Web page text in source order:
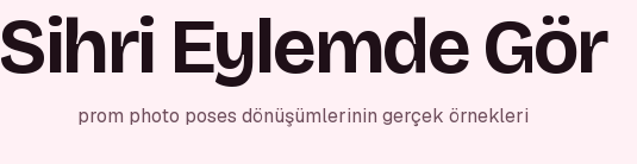
Sihri Eylemde Gör
prom photo poses dönüşümlerinin gerçek örnekleri